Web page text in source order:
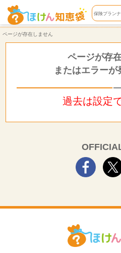
ページが存在しません | ほけん知恵袋
保険プラン
ページが存在しません
ページが存
またはエラーが
過去は設定